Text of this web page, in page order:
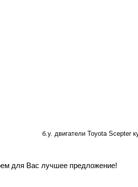
б.у. двигатели Toyota Scepter
для Вас лучшее предложение!